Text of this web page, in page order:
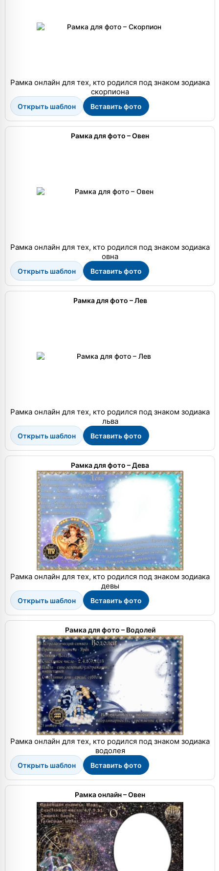
Рамка онлайн для тех, кто родился под знаком зодиака
скорпиона
Открыть шаблон Вставить фото
Рамка для фото – Овен
Рамка онлайн для тех, кто родился под знаком зодиака
овна
Открыть шаблон Вставить фото
Рамка для фото – Лев
Рамка онлайн для тех, кто родился под знаком зодиака
льва
Открыть шаблон Вставить фото
Рамка для фото – Дева
Рамка онлайн для тех, кто родился под знаком зодиака
девы
Открыть шаблон Вставить фото
Рамка для фото – Водолей
Рамка онлайн для тех, кто родился под знаком зодиака
водолея
Открыть шаблон Вставить фото
Рамка онлайн – Овен